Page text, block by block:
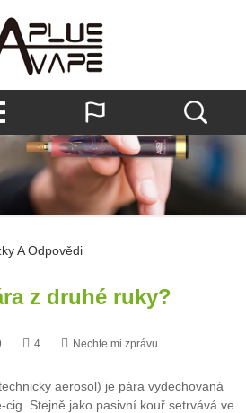
A Odpovědi
z druhé ruky?
4 Nechte mi zprávu
aerosol) je pára vydechovaná
Stejně jako pasivní kouř setrvává ve